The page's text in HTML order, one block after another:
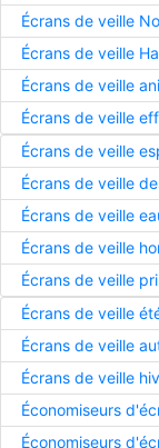
Écrans de veille
Écrans de veille
Écrans de veille
Écrans de veille
Écrans de veille
Écrans de veille
Écrans de veille
Écrans de veille
Écrans de veille
Écrans de veille
Écrans de veille
Écrans de veille
Économiseurs
Économiseurs